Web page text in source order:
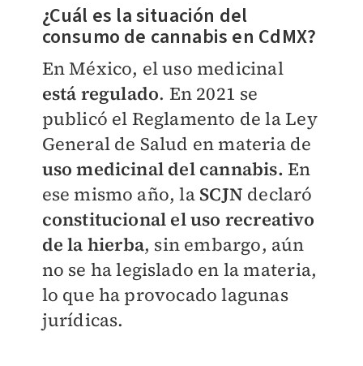
¿Cuál es la situación del
consumo de cannabis en CdMX?
En México, el uso medicinal
está regulado. En 2021 se
publicó el Reglamento de la Ley
General de Salud en materia de
uso medicinal del cannabis. En
ese mismo año, la SCJN declaró
constitucional el uso recreativo
de la hierba, sin embargo, aún
no se ha legislado en la materia,
lo que ha provocado lagunas
jurídicas.